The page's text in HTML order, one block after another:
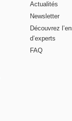
Actualités
Newsletter
Découvrez
d’experts
FAQ